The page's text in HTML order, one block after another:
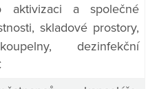
aktivizaci a společné
skladové prostory,
dezinfekční